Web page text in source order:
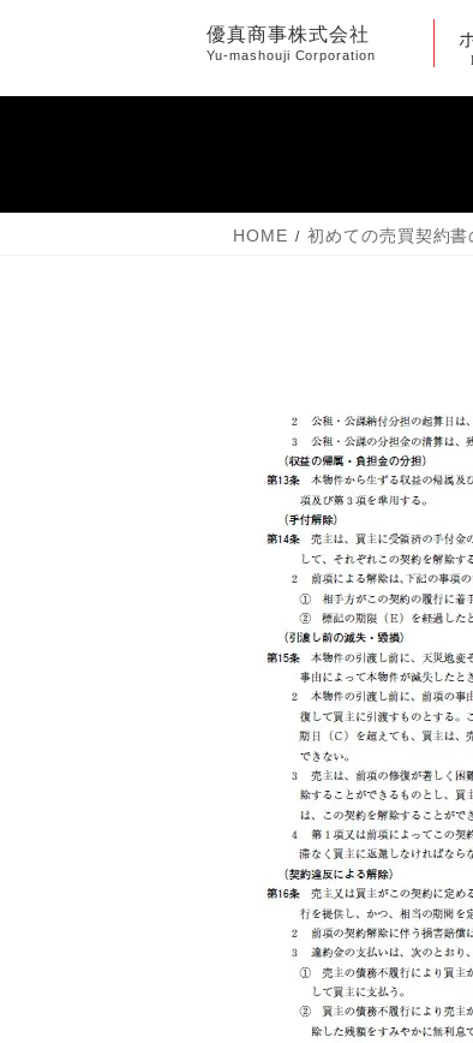
ン
キ
ー
に
優真商事株式会社
Yu-mashouji Corporation
HOME 初めての売買契約書